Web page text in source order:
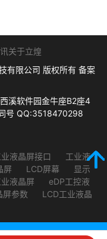
关于立煌
有限公司 版权所有 备案
溪软件园金牛座B2座4
号 QQ:3518470298
液晶屏接口
工业液
屏 LCD屏幕
显示
液晶屏
eDP工控液
屏参数
LCD工业液晶